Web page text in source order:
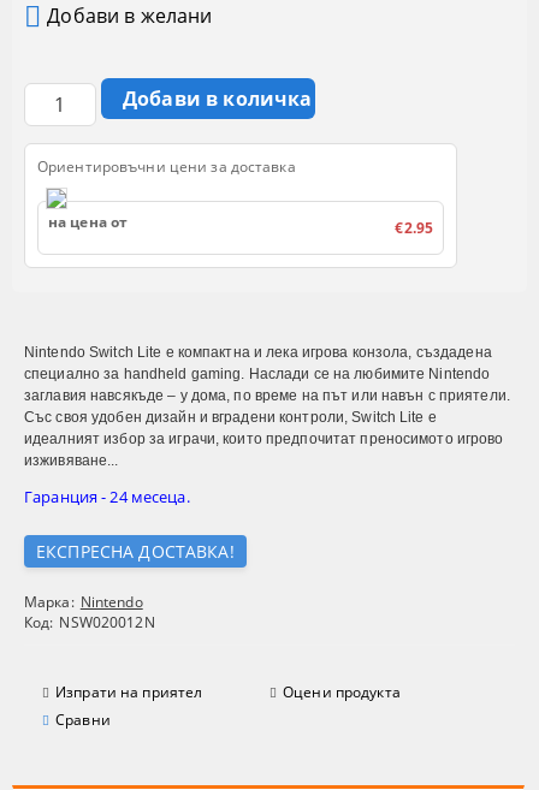
Nintendo Switch Lite е компактна и лека игрова конзола, създадена
специално за handheld gaming. Наслади се на любимите Nintendo
заглавия навсякъде – у дома, по време на път или навън с приятели.
Със своя удобен дизайн и вградени контроли, Switch Lite е
идеалният избор за играчи, които предпочитат преносимото игрово
изживяване...
Гаранция - 24 месеца.
ЕКСПРЕСНА ДОСТАВКА!
Марка: Nintendo
Код: NSW020012N
Изпрати на приятел
Оцени продукта
Сравни
Добави в желани
Ориентировъчни цени за доставка
на цена от €2.95